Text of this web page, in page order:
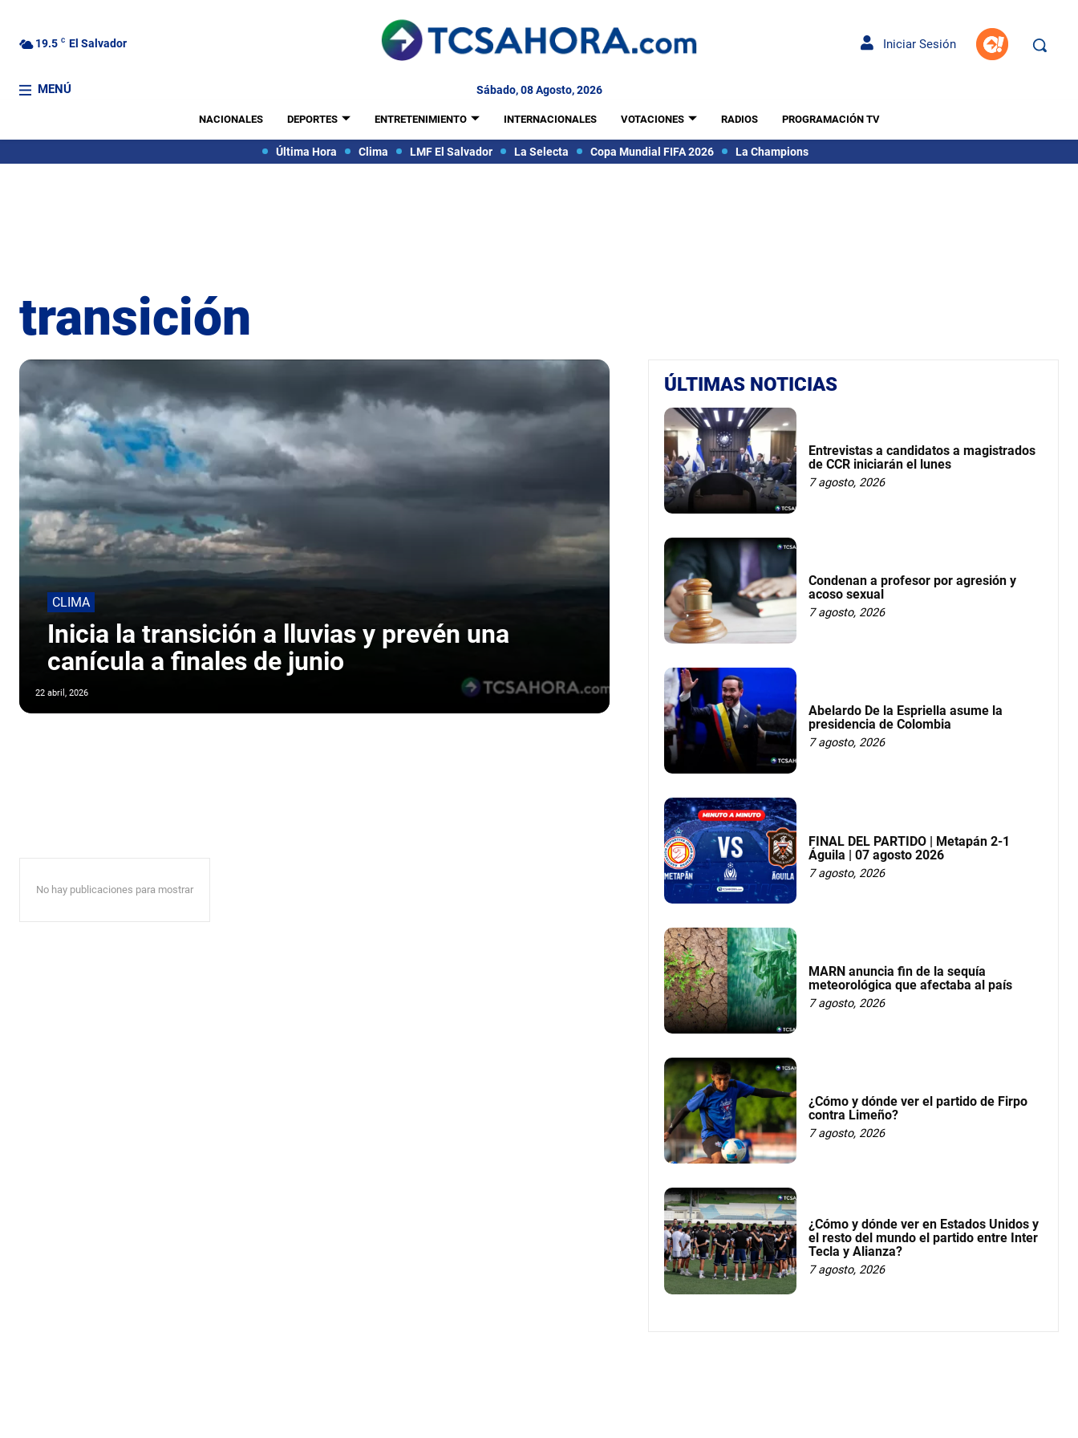
19.5 C El Salvador Iniciar Sesión
MENÚ Sábado, 08 Agosto, 2026
NACIONALES DEPORTES ENTRETENIMIENTO INTERNACIONALES VOTACIONES RADIOS PROGRAMACIÓN TV
Última Hora Clima LMF El Salvador La Selecta Copa Mundial FIFA 2026 La Champions
transición
CLIMA
Inicia la transición a lluvias y prevén una
canícula a finales de junio
22 abril, 2026
No hay publicaciones para mostrar
ÚLTIMAS NOTICIAS
Entrevistas a candidatos a magistrados
de CCR iniciarán el lunes
7 agosto, 2026
Condenan a profesor por agresión y
acoso sexual
7 agosto, 2026
Abelardo De la Espriella asume la
presidencia de Colombia
7 agosto, 2026
FINAL DEL PARTIDO | Metapán 2-1
Águila | 07 agosto 2026
7 agosto, 2026
MARN anuncia fin de la sequía
meteorológica que afectaba al país
7 agosto, 2026
¿Cómo y dónde ver el partido de Firpo
contra Limeño?
7 agosto, 2026
¿Cómo y dónde ver en Estados Unidos y
el resto del mundo el partido entre Inter
Tecla y Alianza?
7 agosto, 2026